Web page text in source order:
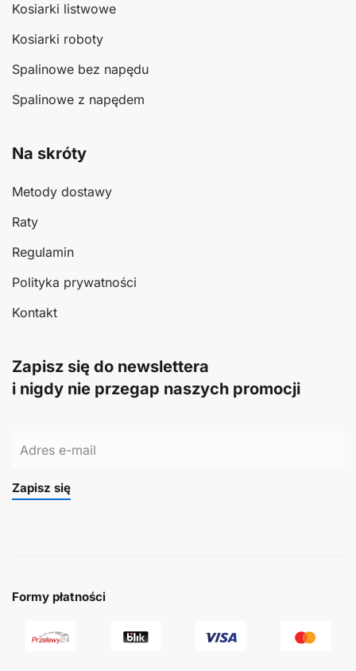
Kosiarki listwowe
Kosiarki roboty
Spalinowe bez napędu
Spalinowe z napędem
Na skróty
Metody dostawy
Raty
Regulamin
Polityka prywatności
Kontakt
Zapisz się do newslettera
i nigdy nie przegap naszych promocji
Zapisz się
Formy płatności